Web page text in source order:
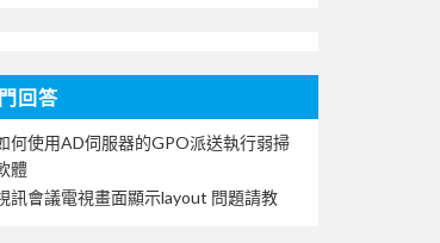
回答
何使用AD伺服器的GPO派送執行弱掃
體
訊會議電視畫面顯示layout 問題請教